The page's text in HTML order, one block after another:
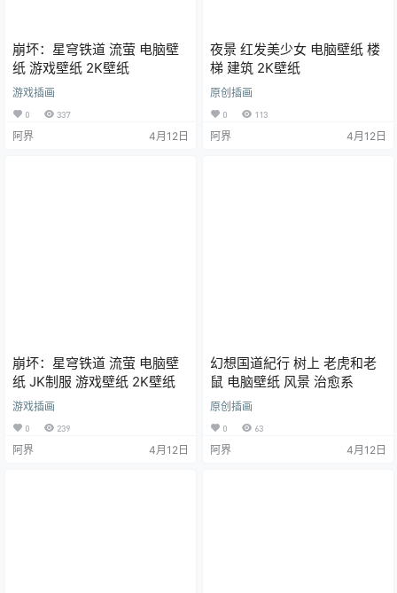
崩坏：星穹铁道 流萤 电脑壁
纸 游戏壁纸 2K壁纸
游戏插画
0 337
阿界 4月12日
夜景 红发美少女 电脑壁纸 楼
梯 建筑 2K壁纸
原创插画
0 113
阿界 4月12日
崩坏：星穹铁道 流萤 电脑壁
纸 JK制服 游戏壁纸 2K壁纸
游戏插画
0 239
阿界 4月12日
幻想国道紀行 树上 老虎和老
鼠 电脑壁纸 风景 治愈系
原创插画
0 63
阿界 4月12日